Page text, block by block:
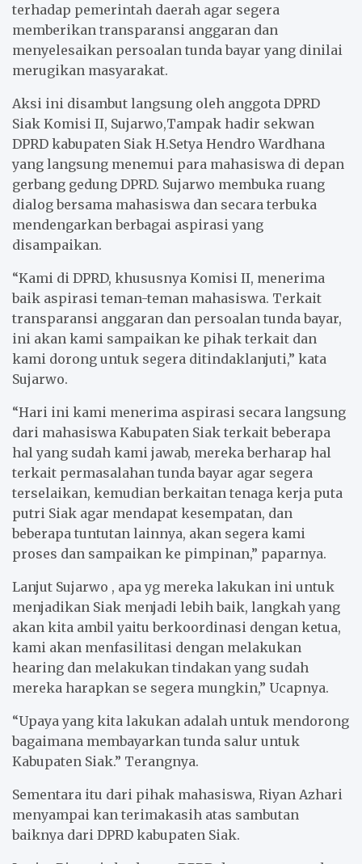
terhadap pemerintah daerah agar segera
memberikan transparansi anggaran dan
menyelesaikan persoalan tunda bayar yang dinilai
merugikan masyarakat.
Aksi ini disambut langsung oleh anggota DPRD
Siak Komisi II, Sujarwo,Tampak hadir sekwan
DPRD kabupaten Siak H.Setya Hendro Wardhana
yang langsung menemui para mahasiswa di depan
gerbang gedung DPRD. Sujarwo membuka ruang
dialog bersama mahasiswa dan secara terbuka
mendengarkan berbagai aspirasi yang
disampaikan.
“Kami di DPRD, khususnya Komisi II, menerima
baik aspirasi teman-teman mahasiswa. Terkait
transparansi anggaran dan persoalan tunda bayar,
ini akan kami sampaikan ke pihak terkait dan
kami dorong untuk segera ditindaklanjuti,” kata
Sujarwo.
“Hari ini kami menerima aspirasi secara langsung
dari mahasiswa Kabupaten Siak terkait beberapa
hal yang sudah kami jawab, mereka berharap hal
terkait permasalahan tunda bayar agar segera
terselaikan, kemudian berkaitan tenaga kerja puta
putri Siak agar mendapat kesempatan, dan
beberapa tuntutan lainnya, akan segera kami
proses dan sampaikan ke pimpinan,” paparnya.
Lanjut Sujarwo , apa yg mereka lakukan ini untuk
menjadikan Siak menjadi lebih baik, langkah yang
akan kita ambil yaitu berkoordinasi dengan ketua,
kami akan menfasilitasi dengan melakukan
hearing dan melakukan tindakan yang sudah
mereka harapkan se segera mungkin,” Ucapnya.
“Upaya yang kita lakukan adalah untuk mendorong
bagaimana membayarkan tunda salur untuk
Kabupaten Siak.” Terangnya.
Sementara itu dari pihak mahasiswa, Riyan Azhari
menyampai kan terimakasih atas sambutan
baiknya dari DPRD kabupaten Siak.